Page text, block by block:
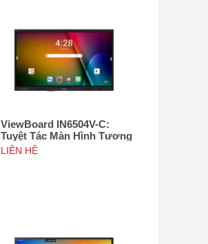
ViewBoard IN6504V-C:
Tuyệt Tác Màn Hình Tương
Tác 65inch, Tích hợp
camera 4K độ phân giải
LIÊN HỆ